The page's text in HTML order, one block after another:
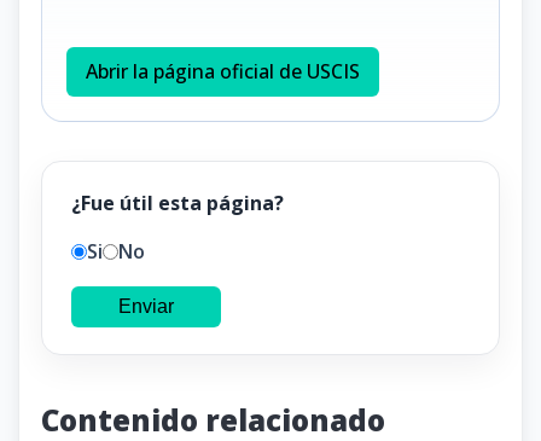
Abrir la página oficial de USCIS
¿Fue útil esta página?
Si
No
Enviar
Contenido relacionado